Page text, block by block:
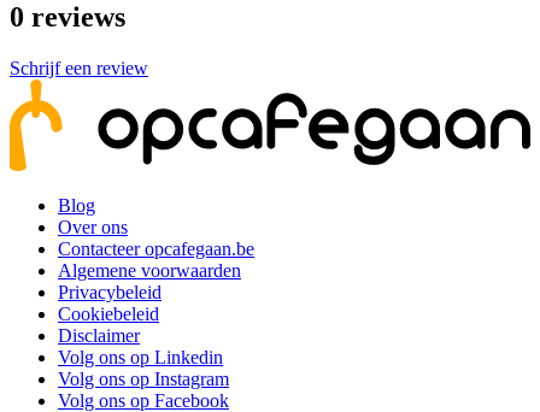
0 reviews
Schrijf een review
Blog
Over ons
Contacteer opcafegaan.be
Algemene voorwaarden
Privacybeleid
Cookiebeleid
Disclaimer
Volg ons op Linkedin
Volg ons op Instagram
Volg ons op Facebook